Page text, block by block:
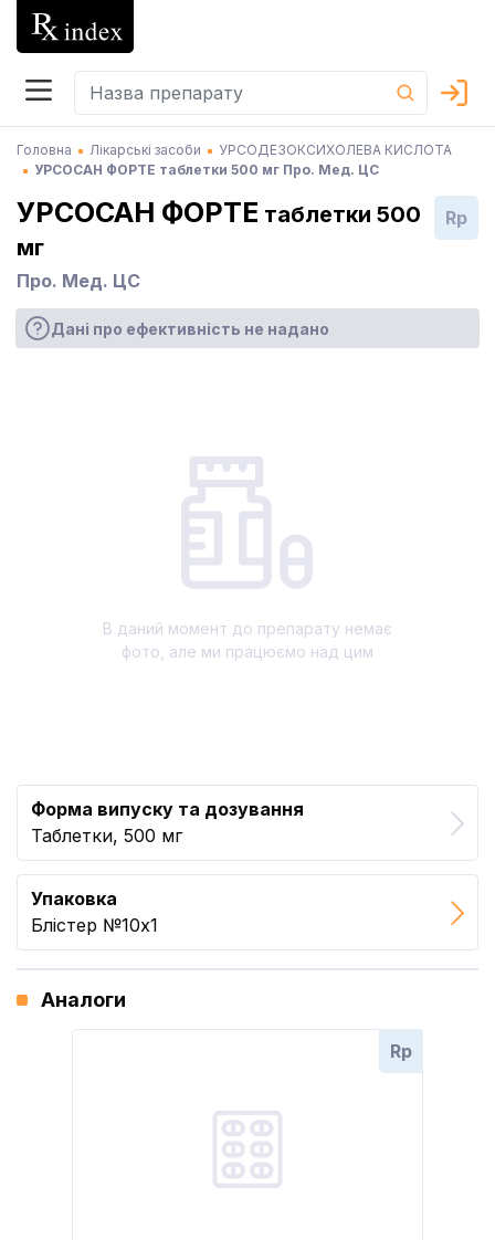
Головна Лікарські засоби
УРСОДЕЗОКСИХОЛЕВА КИСЛОТА
УРСОСАН ФОРТЕ таблетки 500 мг Про. Мед. ЦС
УРСОСАН ФОРТЕ таблетки 500
мг
Про. Мед. ЦС
Rp
Дані про ефективність не надано
В даний момент до препарату немає
фото, але ми працюємо над цим
Форма випуску та дозування
Таблетки, 500 мг
Упаковка
Блістер №10x1
Аналоги
Rp